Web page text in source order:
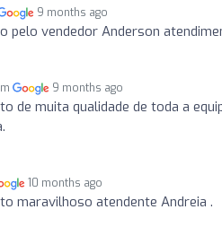
9 months ago
pelo vendedor Anderson
9 months ago
de muita qualidade de toda a
10 months ago
maravilhoso atendente Andreia .